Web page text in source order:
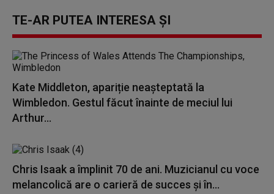
TE-AR PUTEA INTERESA ȘI
Kate Middleton, apariție neașteptată la
Wimbledon. Gestul făcut înainte de meciul lui
Arthur...
Chris Isaak a împlinit 70 de ani. Muzicianul cu voce
melancolică are o carieră de succes și în...